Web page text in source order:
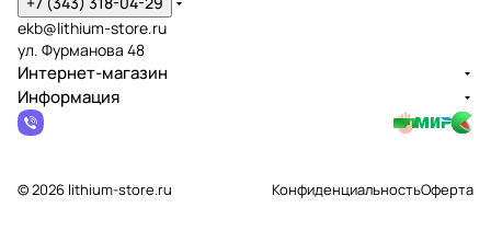
ekb@lithium-store.ru
ул. Фурманова 48
Интернет-магазин
Информация
© 2026 lithium-store.ru КонфиденциальностьОферта